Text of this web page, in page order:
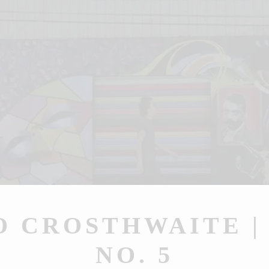
CROSTHWAITE
NO. 5